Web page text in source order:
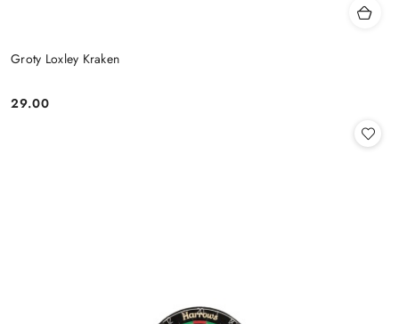
Groty Loxley Kraken
Cena:
29.00